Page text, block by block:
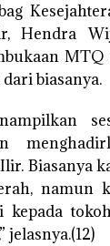
Hendra
biasanya.
Biasanya
namun
kepada
jelasnya.(12)